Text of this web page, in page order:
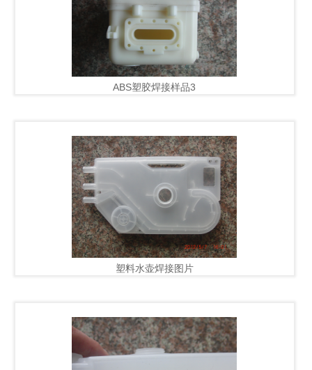
ABS塑胶焊接样品3
塑料水壶焊接图片